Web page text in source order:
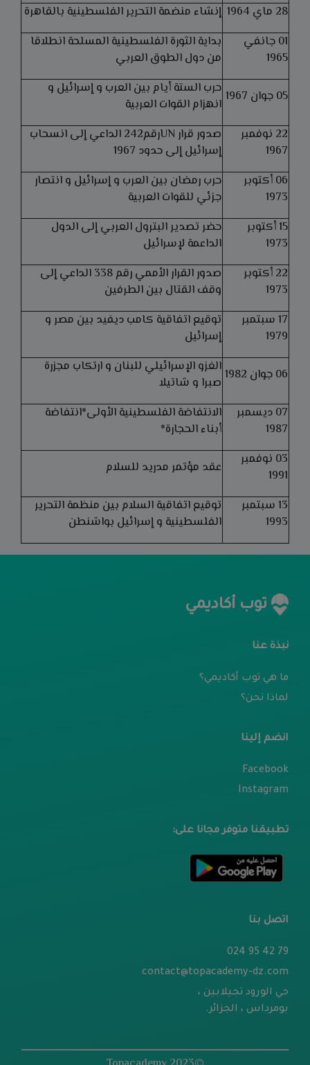
28 ماي 1964
إنشاء منضمة التحرير الفلسطينية بالقاهرة
01 جانفي
1965
بداية الثورة الفلسطينية المسلحة انطلاقا
من دول الطوق العربي
05 جوان 1967
حرب الستة أيام بين العرب و إسرائيل و
انهزام القوات العربية
22 نوفمبر
1967
صدور قرار UNرقم242 الداعي إلى انسحاب
إسرائيل إلى حدود 1967
06 أكتوبر
1973
حرب رمضان بين العرب و إسرائيل و انتصار
جزئي للقوات العربية
15 أكتوبر
1973
حضر تصدير البترول العربي إلى الدول
الداعمة لإسرائيل
22 أكتوبر
1973
صدور القرار الأممي رقم 338 الداعي إلى
وقف القتال بين الطرفين
17 سبتمبر
1979
توقيع اتفاقية كامب ديفيد بين مصر و
إسرائيل
06 جوان 1982
الغزو الإسرائيلي للبنان و ارتكاب مجزرة
صبرا و شاتيلا
07 ديسمبر
1987
الانتفاضة الفلسطينية الأولى*انتفاضة
أبناء الحجارة*
03 نوفمبر
1991
عقد مؤتمر مدريد للسلام
13 سبتمبر
1993
توقيع اتفاقية السلام بين منظمة التحرير
الفلسطينية و إسرائيل بواشنطن
توب أكاديمي
نبذة عنا
ما هي توب أكاديمي؟
لماذا نحن؟
انضم إلينا
Facebook
Instagram
تطبيقنا متوفر مجانا على:
اتصل بنا
79 42 95 024
contact@topacademy-dz.com
حي الورود تجيلابين ،
بومرداس ، الجزائر.